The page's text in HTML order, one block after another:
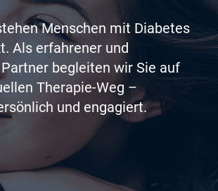
Menschen mit Diabetes
Als erfahrener und
begleiten wir Sie auf
Therapie-Weg –
und engagiert.